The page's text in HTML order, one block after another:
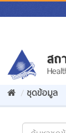
Skip
to
ชุดข้อมูล